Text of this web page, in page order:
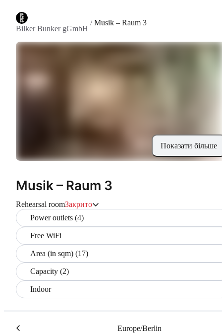
Bilker Bunker gGmbH
/Musik – Raum 3
Показати більше
Musik – Raum 3
Rehearsal roomЗакрито
Power outlets (4)
Free WiFi
Area (in sqm) (17)
Capacity (2)
Indoor
Europe/Berlin